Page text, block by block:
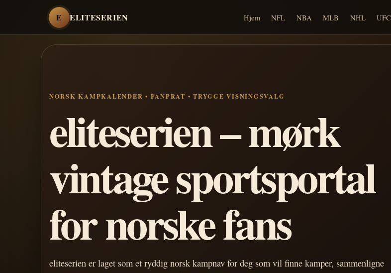
E ELITESERIEN Hjem NFL NBA MLB NHL UFC
NORSK KAMPKALENDER • FANPRAT • TRYGGE VISNINGSVALG
eliteserien – mørk
vintage sportsportal
for norske fans
eliteserien er laget som et ryddig norsk kampnav for deg som vil finne kamper, sammenligne